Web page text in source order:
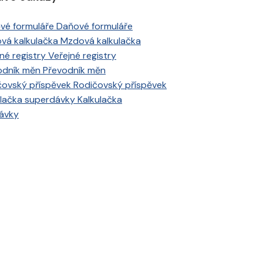
Daňové formuláře
Mzdová kalkulačka
Veřejné registry
Převodník měn
Rodičovský příspěvek
Kalkulačka